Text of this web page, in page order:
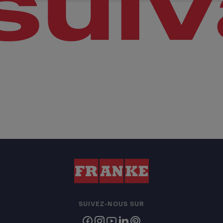
SUIVEZ-NOUS SUR